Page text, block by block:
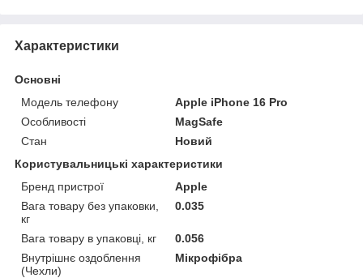
Характеристики
Основні
Модель телефону
Apple iPhone 16 Pro
Особливості
MagSafe
Стан
Новий
Користувальницькі характеристики
Бренд пристрої
Apple
Вага товару без упаковки,
кг
0.035
Вага товару в упаковці, кг
0.056
Внутрішнє оздоблення
(Чехли)
Мікрофібра